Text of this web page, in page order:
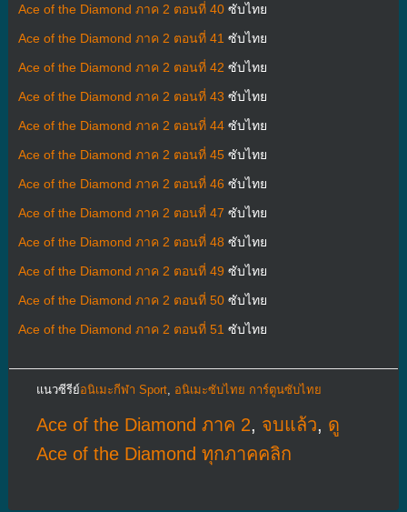
Ace of the Diamond ภาค 2 ตอนที่ 40ซับไทย
Ace of the Diamond ภาค 2 ตอนที่ 41 ซับไทย
Ace of the Diamond ภาค 2 ตอนที่ 42 ซับไทย
Ace of the Diamond ภาค 2 ตอนที่ 43 ซับไทย
Ace of the Diamond ภาค 2 ตอนที่ 44ซับไทย
Ace of the Diamond ภาค 2 ตอนที่ 45ซับไทย
Ace of the Diamond ภาค 2 ตอนที่ 46 ซับไทย
Ace of the Diamond ภาค 2 ตอนที่ 47 ซับไทย
Ace of the Diamond ภาค 2 ตอนที่ 48 ซับไทย
Ace of the Diamond ภาค 2 ตอนที่ 49 ซับไทย
Ace of the Diamond ภาค 2 ตอนที่ 50ซับไทย
Ace of the Diamond ภาค 2 ตอนที่ 51 ซับไทย
แนวซีรีย์อนิเมะกีฬา Sport, อนิเมะซับไทย การ์ตูนซับไทย
Ace of the Diamond ภาค 2, จบแล้ว, ดู
Ace of the Diamond ทุกภาคคลิก